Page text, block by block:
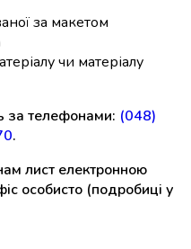
за макетом
чи матеріалу
за телефонами: (048)
.
лист електронною
особисто (подробиці у